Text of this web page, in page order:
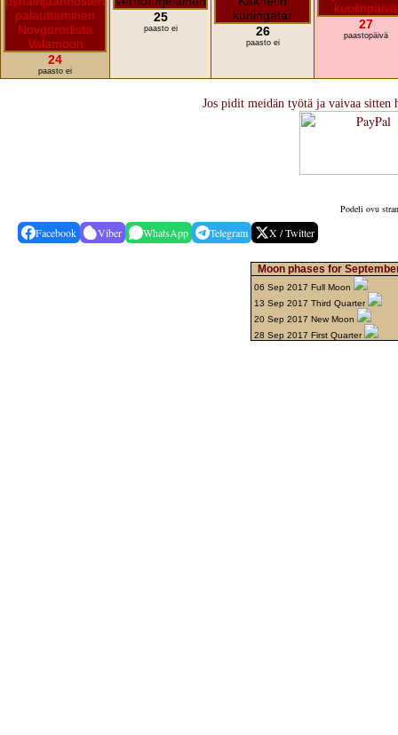
24
paasto ei
25
paasto ei 26
paasto ei
27
paastopäivä
Jos pidit meidän työtä ja vaivaa sitten
Podeli ovu
Facebook Viber WhatsApp Telegram X / Twitter
Moon phases for
06 Sep 2017 Full Moon
13 Sep 2017 Third Quarter
20 Sep 2017 New Moon
28 Sep 2017 First Quarter